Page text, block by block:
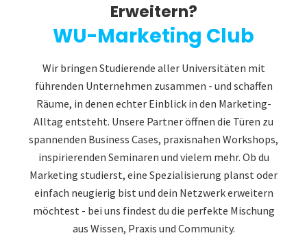
Erweitern?
WU-Marketing Club
Wir bringen Studierende aller Universitäten mit
führenden Unternehmen zusammen - und schaffen
Räume, in denen echter Einblick in den Marketing-
Alltag entsteht. Unsere Partner öffnen die Türen zu
spannenden Business Cases, praxisnahen Workshops,
inspirierenden Seminaren und vielem mehr. Ob du
Marketing studierst, eine Spezialisierung planst oder
einfach neugierig bist und dein Netzwerk erweitern
möchtest - bei uns findest du die perfekte Mischung
aus Wissen, Praxis und Community.